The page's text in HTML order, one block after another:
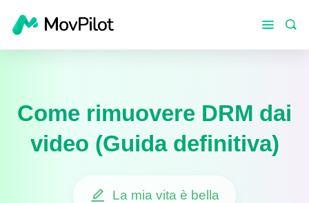
Come rimuovere DRM dai
video (Guida definitiva)
La mia vita è bella